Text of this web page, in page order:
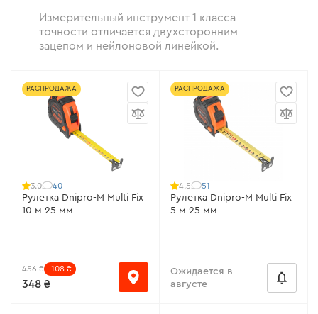
Измерительный инструмент 1 класса
точности отличается двухсторонним
зацепом и нейлоновой линейкой.
РАСПРОДАЖА
3.0 40
Рулетка Dnipro-M Multi Fix
10 м 25 мм
456 ₴ -108 ₴
348 ₴
РАСПРОДАЖА
4.5 51
Рулетка Dnipro-M Multi Fix
5 м 25 мм
Ожидается в
августе